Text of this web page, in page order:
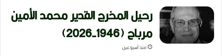
رحيل المخرج القدير محمد الأمين
مرباح (1946-2026)
منذ أسبوعين